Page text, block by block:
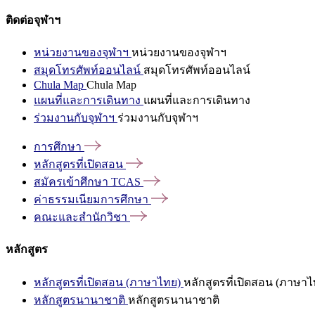
ติดต่อจุฬาฯ
หน่วยงานของจุฬาฯ หน่วยงานของจุฬาฯ
สมุดโทรศัพท์ออนไลน์ สมุดโทรศัพท์ออนไลน์
Chula Map Chula Map
แผนที่และการเดินทาง แผนที่และการเดินทาง
ร่วมงานกับจุฬาฯ ร่วมงานกับจุฬาฯ
การศึกษา
หลักสูตรที่เปิดสอน
สมัครเข้าศึกษา TCAS
ค่าธรรมเนียมการศึกษา
คณะและสำนักวิชา
หลักสูตร
หลักสูตรที่เปิดสอน (ภาษาไทย) หลักสูตรที่เปิดสอน (ภาษาไ
หลักสูตรนานาชาติ หลักสูตรนานาชาติ